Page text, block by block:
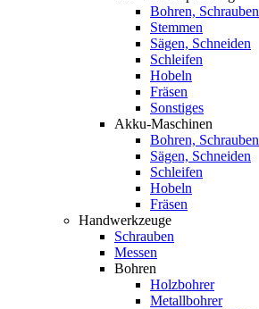
Bohren, Schrauben
Stemmen
Sägen, Schneiden
Schleifen
Hobeln
Fräsen
Sonstiges
Akku-Maschinen
Bohren, Schrauben
Sägen, Schneiden
Schleifen
Hobeln
Fräsen
Handwerkzeuge
Schrauben
Messen
Bohren
Holzbohrer
Metallbohrer